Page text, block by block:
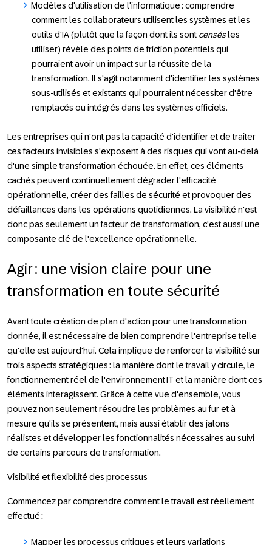
Modèles d'utilisation de l'informatique: comprendre
comment les collaborateurs utilisent les systèmes et les
outils d'IA (plutôt que la façon dont ils sont censésles
utiliser) révèle des points de friction potentiels qui
pourraient avoir un impact sur la réussite de la
transformation. Il s'agit notamment d'identifier les systèmes
sous-utilisés et existants qui pourraient nécessiter d'être
remplacés ou intégrés dans les systèmes officiels.
Les entreprises qui n'ont pas la capacité d'identifier et de traiter
ces facteurs invisibles s'exposent à des risques qui vont au-delà
d'une simple transformation échouée. En effet, ces éléments
cachés peuvent continuellement dégrader l'efficacité
opérationnelle, créer des failles de sécurité et provoquer des
défaillances dans les opérations quotidiennes. La visibilité n'est
donc pas seulement un facteur de transformation, c'est aussi une
composante clé de l'excellence opérationnelle.
Agir : une vision claire pour une
transformation en toute sécurité
Avant toute création de plan d'action pour une transformation
donnée, il est nécessaire de bien comprendre l'entreprise telle
qu'elle est aujourd'hui. Cela implique de renforcer la visibilité sur
trois aspects stratégiques : la manière dont le travail y circule, le
fonctionnement réel de l'environnement IT et la manière dont ces
éléments interagissent. Grâce à cette vue d'ensemble, vous
pouvez non seulement résoudre les problèmes au fur et à
mesure qu'ils se présentent, mais aussi établir des jalons
réalistes et développer les fonctionnalités nécessaires au suivi
de certains parcours de transformation.
Visibilité et flexibilité des processus
Commencez par comprendre comment le travail est réellement
effectué :
Mapper les processus critiques et leurs variations